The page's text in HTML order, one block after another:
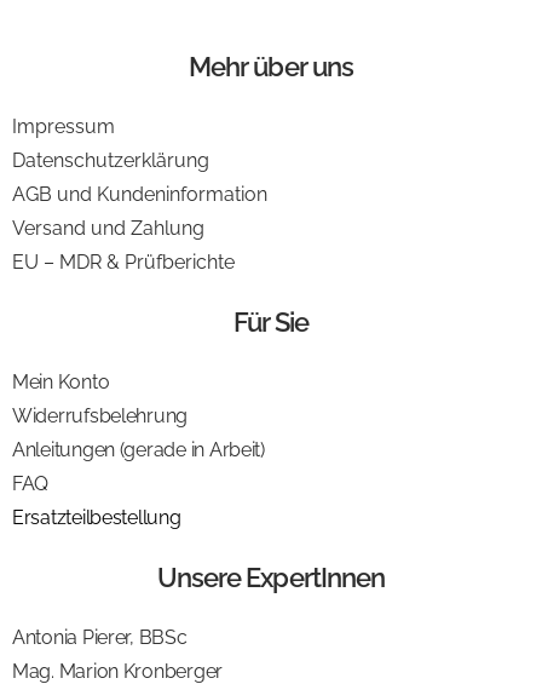
Mehr über uns
Impressum
Datenschutzerklärung
AGB und Kundeninformation
Versand und Zahlung
EU – MDR & Prüfberichte
Für Sie
Mein Konto
Widerrufsbelehrung
Anleitungen (gerade in Arbeit)
FAQ
Ersatzteilbestellung
Unsere ExpertInnen
Antonia Pierer, BBSc
Mag. Marion Kronberger